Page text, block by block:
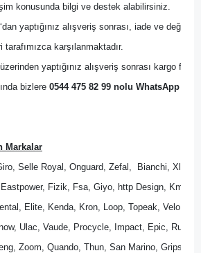
konusunda bilgi ve destek alabilirsiniz.
‘dan yaptığınız alışveriş sonrası, iade ve
karşılanmaktadır.
üzerinden yaptığınız alışveriş sonrası kargo
bizlere 0544 475 82 99 nolu WhatsApp
Markalar
Selle Royal, Onguard, Zefal,  Bianchi, Xlc,
Fizik, Fsa, Giyo, http Design, Kmc,
Elite, Kenda, Kron, Loop, Topeak, Velo,
Ulac, Vaude, Procycle, Impact, Epic,
Zoom, Quando, Thun, San Marino,